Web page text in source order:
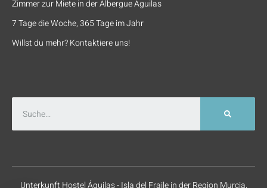
Zimmer zur Miete in der Albergue Águilas
7 Tage die Woche, 365 Tage im Jahr
Willst du mehr? Kontaktiere uns!